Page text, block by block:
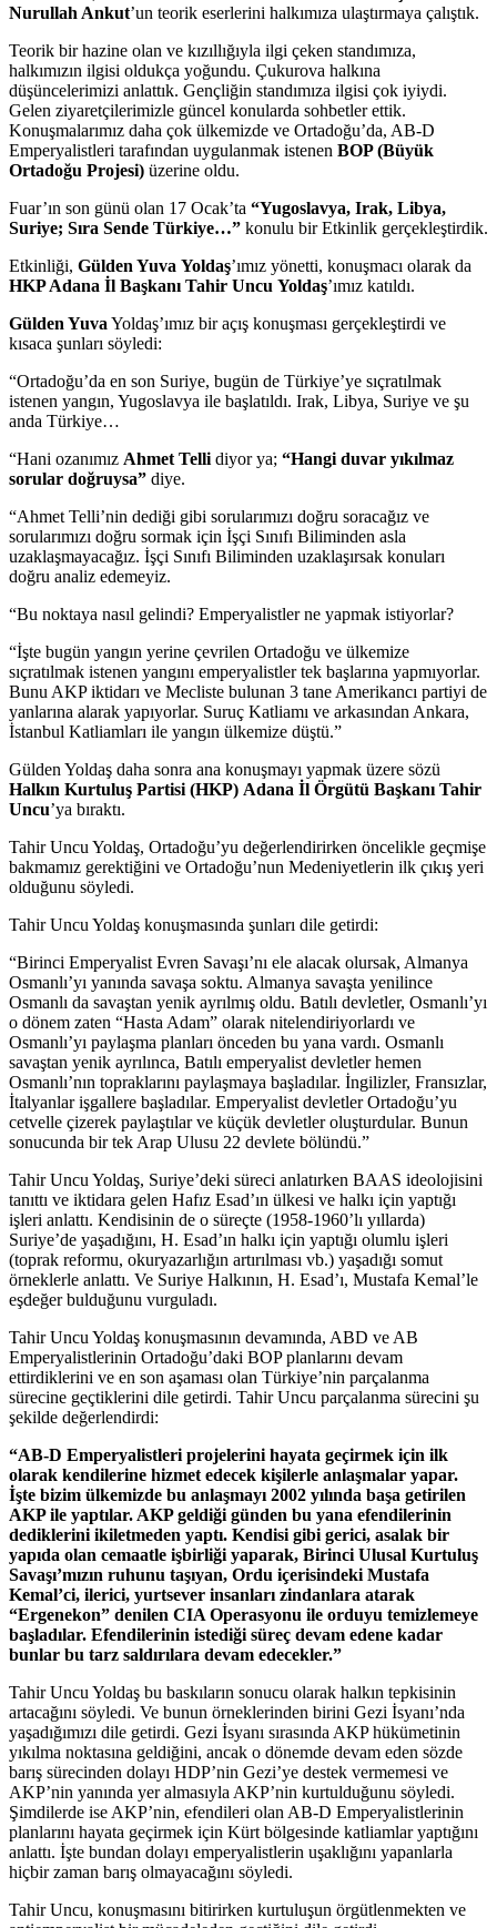
Nurullah Ankut’un teorik eserlerini halkımıza ulaştırmaya çalıştık.
Teorik bir hazine olan ve kızıllığıyla ilgi çeken standımıza,
halkımızın ilgisi oldukça yoğundu. Çukurova halkına
düşüncelerimizi anlattık. Gençliğin standımıza ilgisi çok iyiydi.
Gelen ziyaretçilerimizle güncel konularda sohbetler ettik.
Konuşmalarımız daha çok ülkemizde ve Ortadoğu’da, AB-D
Emperyalistleri tarafından uygulanmak istenen BOP (Büyük
Ortadoğu Projesi) üzerine oldu.
Fuar’ın son günü olan 17 Ocak’ta “Yugoslavya, Irak, Libya,
Suriye; Sıra Sende Türkiye…” konulu bir Etkinlik gerçekleştirdik.
Etkinliği, Gülden Yuva Yoldaş’ımız yönetti, konuşmacı olarak da
HKP Adana İl Başkanı Tahir Uncu Yoldaş’ımız katıldı.
Gülden Yuva Yoldaş’ımız bir açış konuşması gerçekleştirdi ve
kısaca şunları söyledi:
“Ortadoğu’da en son Suriye, bugün de Türkiye’ye sıçratılmak
istenen yangın, Yugoslavya ile başlatıldı. Irak, Libya, Suriye ve şu
anda Türkiye…
“Hani ozanımız Ahmet Telli diyor ya; “Hangi duvar yıkılmaz
sorular doğruysa” diye.
“Ahmet Telli’nin dediği gibi sorularımızı doğru soracağız ve
sorularımızı doğru sormak için İşçi Sınıfı Biliminden asla
uzaklaşmayacağız. İşçi Sınıfı Biliminden uzaklaşırsak konuları
doğru analiz edemeyiz.
“Bu noktaya nasıl gelindi? Emperyalistler ne yapmak istiyorlar?
“İşte bugün yangın yerine çevrilen Ortadoğu ve ülkemize
sıçratılmak istenen yangını emperyalistler tek başlarına yapmıyorlar.
Bunu AKP iktidarı ve Mecliste bulunan 3 tane Amerikancı partiyi de
yanlarına alarak yapıyorlar. Suruç Katliamı ve arkasından Ankara,
İstanbul Katliamları ile yangın ülkemize düştü.”
Gülden Yoldaş daha sonra ana konuşmayı yapmak üzere sözü
Halkın Kurtuluş Partisi (HKP) Adana İl Örgütü Başkanı Tahir
Uncu’ya bıraktı.
Tahir Uncu Yoldaş, Ortadoğu’yu değerlendirirken öncelikle geçmişe
bakmamız gerektiğini ve Ortadoğu’nun Medeniyetlerin ilk çıkış yeri
olduğunu söyledi.
Tahir Uncu Yoldaş konuşmasında şunları dile getirdi:
“Birinci Emperyalist Evren Savaşı’nı ele alacak olursak, Almanya
Osmanlı’yı yanında savaşa soktu. Almanya savaşta yenilince
Osmanlı da savaştan yenik ayrılmış oldu. Batılı devletler, Osmanlı’yı
o dönem zaten “Hasta Adam” olarak nitelendiriyorlardı ve
Osmanlı’yı paylaşma planları önceden bu yana vardı. Osmanlı
savaştan yenik ayrılınca, Batılı emperyalist devletler hemen
Osmanlı’nın topraklarını paylaşmaya başladılar. İngilizler, Fransızlar,
İtalyanlar işgallere başladılar. Emperyalist devletler Ortadoğu’yu
cetvelle çizerek paylaştılar ve küçük devletler oluşturdular. Bunun
sonucunda bir tek Arap Ulusu 22 devlete bölündü.”
Tahir Uncu Yoldaş, Suriye’deki süreci anlatırken BAAS ideolojisini
tanıttı ve iktidara gelen Hafız Esad’ın ülkesi ve halkı için yaptığı
işleri anlattı. Kendisinin de o süreçte (1958-1960’lı yıllarda)
Suriye’de yaşadığını, H. Esad’ın halkı için yaptığı olumlu işleri
(toprak reformu, okuryazarlığın artırılması vb.) yaşadığı somut
örneklerle anlattı. Ve Suriye Halkının, H. Esad’ı, Mustafa Kemal’le
eşdeğer bulduğunu vurguladı.
Tahir Uncu Yoldaş konuşmasının devamında, ABD ve AB
Emperyalistlerinin Ortadoğu’daki BOP planlarını devam
ettirdiklerini ve en son aşaması olan Türkiye’nin parçalanma
sürecine geçtiklerini dile getirdi. Tahir Uncu parçalanma sürecini şu
şekilde değerlendirdi:
“AB-D Emperyalistleri projelerini hayata geçirmek için ilk
olarak kendilerine hizmet edecek kişilerle anlaşmalar yapar.
İşte bizim ülkemizde bu anlaşmayı 2002 yılında başa getirilen
AKP ile yaptılar. AKP geldiği günden bu yana efendilerinin
dediklerini ikiletmeden yaptı. Kendisi gibi gerici, asalak bir
yapıda olan cemaatle işbirliği yaparak, Birinci Ulusal Kurtuluş
Savaşı’mızın ruhunu taşıyan, Ordu içerisindeki Mustafa
Kemal’ci, ilerici, yurtsever insanları zindanlara atarak
“Ergenekon” denilen CIA Operasyonu ile orduyu temizlemeye
başladılar. Efendilerinin istediği süreç devam edene kadar
bunlar bu tarz saldırılara devam edecekler.”
Tahir Uncu Yoldaş bu baskıların sonucu olarak halkın tepkisinin
artacağını söyledi. Ve bunun örneklerinden birini Gezi İsyanı’nda
yaşadığımızı dile getirdi. Gezi İsyanı sırasında AKP hükümetinin
yıkılma noktasına geldiğini, ancak o dönemde devam eden sözde
barış sürecinden dolayı HDP’nin Gezi’ye destek vermemesi ve
AKP’nin yanında yer almasıyla AKP’nin kurtulduğunu söyledi.
Şimdilerde ise AKP’nin, efendileri olan AB-D Emperyalistlerinin
planlarını hayata geçirmek için Kürt bölgesinde katliamlar yaptığını
anlattı. İşte bundan dolayı emperyalistlerin uşaklığını yapanlarla
hiçbir zaman barış olmayacağını söyledi.
Tahir Uncu, konuşmasını bitirirken kurtuluşun örgütlenmekten ve